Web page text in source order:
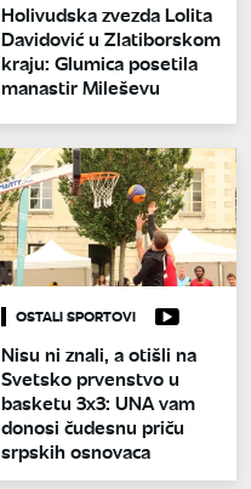
Holivudska zvezda Lolita
Davidović u Zlatiborskom
kraju: Glumica posetila
manastir Mileševu
OSTALI SPORTOVI
Nisu ni znali, a otišli na
Svetsko prvenstvo u
basketu 3x3: UNA vam
donosi čudesnu priču
srpskih osnovaca